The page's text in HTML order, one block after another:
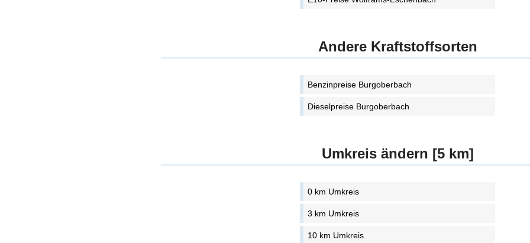
Andere Kraftstoffsorten
Benzinpreise Burgoberbach
Dieselpreise Burgoberbach
Umkreis ändern [5 km]
0 km Umkreis
3 km Umkreis
10 km Umkreis